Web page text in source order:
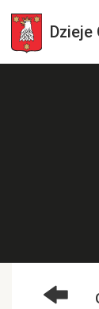
Dzieje
Wszystkie